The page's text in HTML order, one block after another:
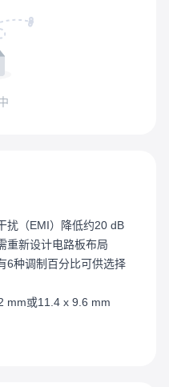
扰（EMI）降低约20 dB
重新设计电路板布局
6种调制百分比可供选择
mm或11.4 x 9.6 mm